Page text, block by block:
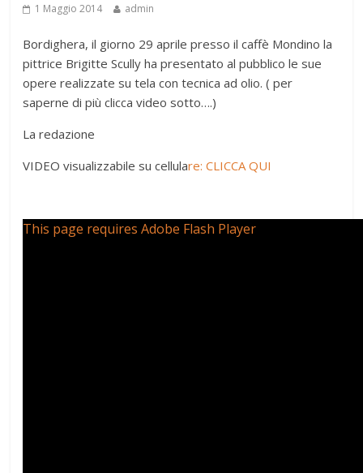
1 Maggio 2014 admin
Bordighera, il giorno 29 aprile presso il caffè Mondino la
pittrice Brigitte Scully ha presentato al pubblico le sue
opere realizzate su tela con tecnica ad olio. ( per
saperne di più clicca video sotto….)
La redazione
VIDEO visualizzabile su cellulare: CLICCA QUI
This page requires Adobe Flash Player